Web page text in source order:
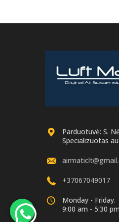
Parduotuvė: S.
Specializuotas
+37067049017
Monday - Friday.
9:00 am - 5:30 pm